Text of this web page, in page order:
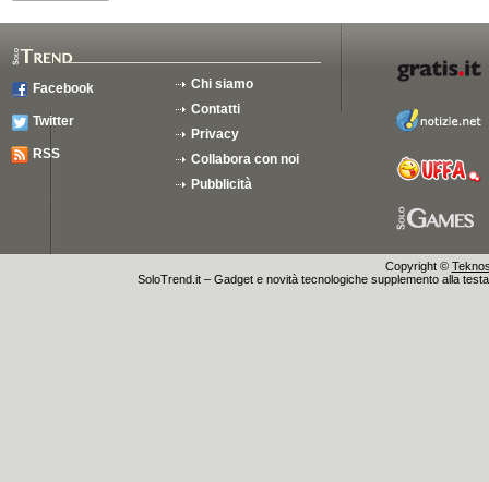
Facebook
Twitter
RSS
Chi siamo
Contatti
Privacy
Collabora con noi
Pubblicità
Copyright ©
SoloTrend.it – Gadget e novità tecnologiche supplemento alla